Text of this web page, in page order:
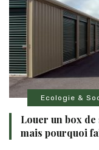
Ecologie &
Louer un box
mais pourquoi